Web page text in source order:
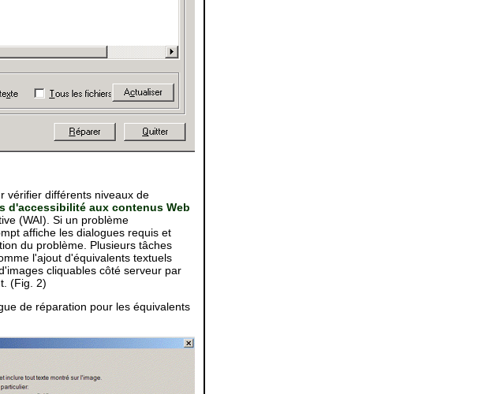
vérifier différents niveaux de
d'accessibilité aux contenus Web
(WAI). Si un problème
affiche les dialogues requis et
du problème. Plusieurs tâches
l'ajout d'équivalents textuels
cliquables côté serveur par
(Fig. 2)
de réparation pour les équivalents